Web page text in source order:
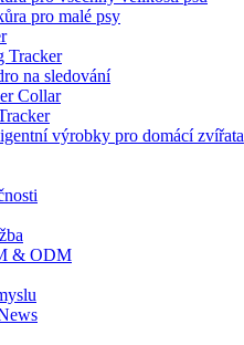
pro malé psy
Tracker
na sledování
Collar
výrobky pro domácí zvířata
& ODM